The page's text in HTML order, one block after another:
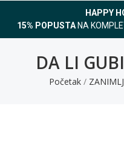
HAPPY
15% POPUSTANA
DA LI
Početak